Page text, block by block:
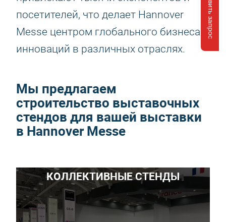
посетителей, что делает Hannover
Messe центром глобального бизнеса и
инноваций в различных отраслях.
Мы предлагаем
строительство выставочных
стендов для вашей выставки
в Hannover Messe
КОЛЛЕКТИВНЫЕ СТЕНДЫ